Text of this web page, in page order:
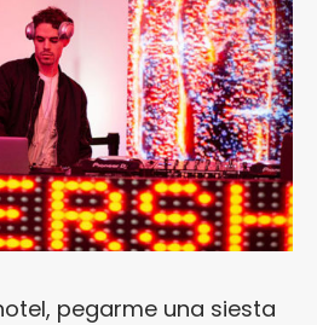
pegarme una siesta